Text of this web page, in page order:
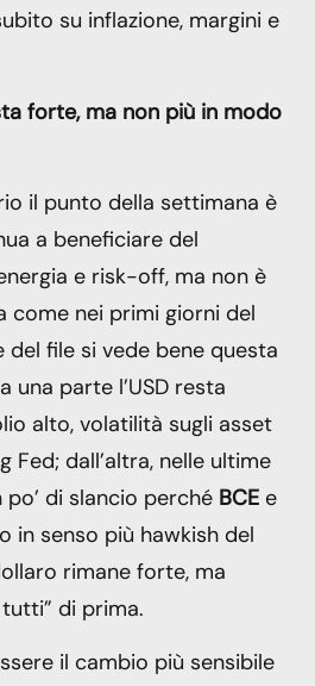
su inflazione, margini e
forte, ma non più in modo
il punto della settimana è
a beneficiare del
e risk-off, ma non è
come nei primi giorni del
file si vede bene questa
una parte l’USD resta
alto, volatilità sugli asset
Fed; dall’altra, nelle ultime
di slancio perché BCE e
in senso più hawkish del
rimane forte, ma
di prima.
il cambio più sensibile